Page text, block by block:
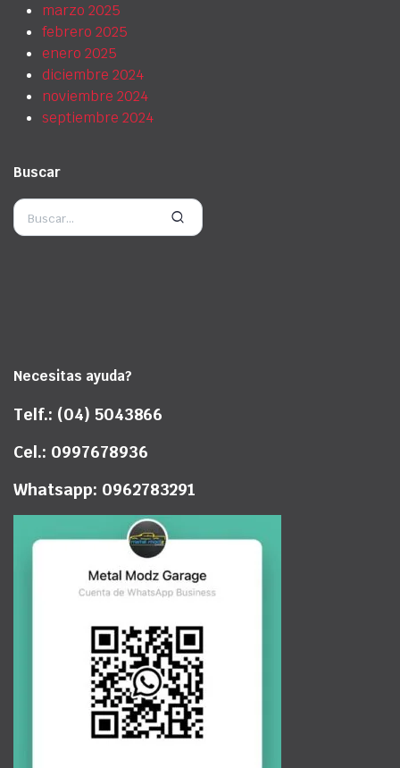
marzo 2025
febrero 2025
enero 2025
diciembre 2024
noviembre 2024
septiembre 2024
Buscar
Necesitas ayuda?
Telf.: (04) 5043866
Cel.: 0997678936
Whatsapp: 0962783291